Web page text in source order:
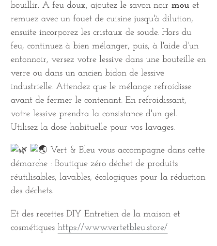
bouillir. A feu doux, ajoutez le savon noir mou et
remuez avec un fouet de cuisine jusqu'à dilution,
ensuite incorporez les cristaux de soude. Hors du
feu, continuez à bien mélanger, puis, à l'aide d'un
entonnoir, versez votre lessive dans une bouteille en
verre ou dans un ancien bidon de lessive
industrielle. Attendez que le mélange refroidisse
avant de fermer le contenant. En refroidissant,
votre lessive prendra la consistance d'un gel.
Utilisez la dose habituelle pour vos lavages.
Vert & Bleu vous accompagne dans cette
démarche : Boutique zéro déchet de produits
réutilisables, lavables, écologiques pour la réduction
des déchets.
Et des recettes DIY Entretien de la maison et
cosmétiques https://www.vertetbleu.store/